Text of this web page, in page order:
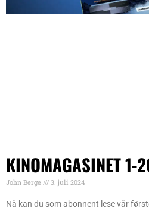
KINOMAGASINET 1-
John Berge 3. juli 2024
Nå kan du som abonnent lese vår